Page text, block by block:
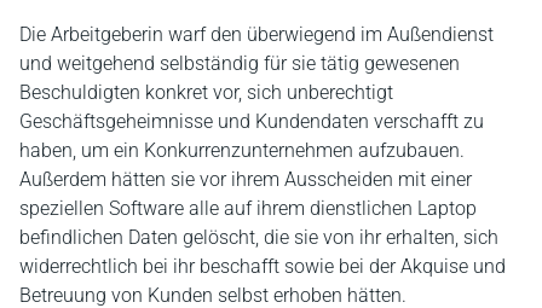
Die Arbeitgeberin warf den überwiegend im Außendienst
und weitgehend selbständig für sie tätig gewesenen
Beschuldigten konkret vor, sich unberechtigt
Geschäftsgeheimnisse und Kundendaten verschafft zu
haben, um ein Konkurrenzunternehmen aufzubauen.
Außerdem hätten sie vor ihrem Ausscheiden mit einer
speziellen Software alle auf ihrem dienstlichen Laptop
befindlichen Daten gelöscht, die sie von ihr erhalten, sich
widerrechtlich bei ihr beschafft sowie bei der Akquise und
Betreuung von Kunden selbst erhoben hätten.